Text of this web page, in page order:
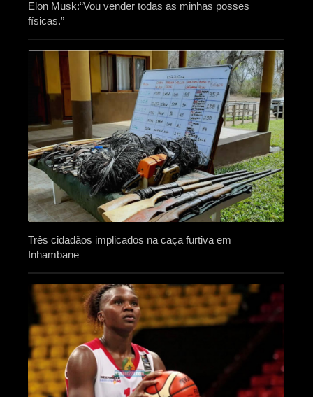
Elon Musk:“Vou vender todas as minhas posses
físicas.”
Três cidadãos implicados na caça furtiva em
Inhambane